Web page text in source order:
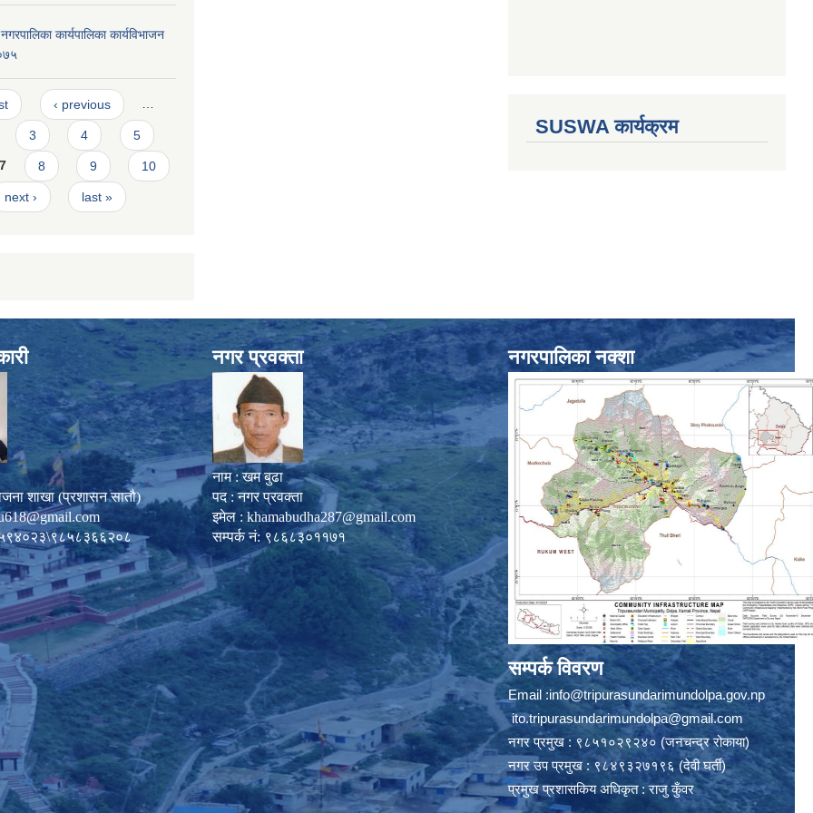
कार्यपालिका कार्यविभाजन
‹ previous …
3 4 5
7 8 9 10
next › last »
SUSWA कार्यक्रम
शाखा (प्रशासन सातौ)
नगर प्रवक्ता
नाम : खम बुढा
पद : नगर प्रवक्ता
इमेल : khamabudha287@gmail.com
सम्पर्क नं: ९८६८३०११७१
नगरपालिका नक्शा
सम्पर्क विवरण
Email :info@tripurasundarimundolpa.gov.np
ito.tripurasundarimundolpa@gmail.com
नगर प्रमुख : ९८५१०२९२४० (जनचन्द्र रोकाया)
नगर उप प्रमुख : ९८४९३२७१९६ (देवी घर्ती)
प्रमुख प्रशासकिय अधिकृत : राजु कुँवर